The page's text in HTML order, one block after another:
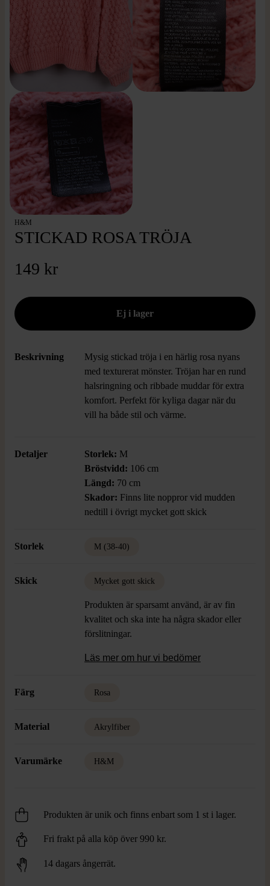
H&M
STICKAD ROSA TRÖJA
149 kr
Beskrivning
Mysig stickad tröja i en härlig rosa nyans
med texturerat mönster. Tröjan har en rund
halsringning och ribbade muddar för extra
komfort. Perfekt för kyliga dagar när du
vill ha både stil och värme.
Detaljer Storlek: M
Bröstvidd: 106 cm
Längd: 70 cm
Skador: Finns lite noppror vid mudden
nedtill i övrigt mycket gott skick
Storlek M (38-40)
Skick Mycket gott skick
Produkten är sparsamt använd, är av fin
kvalitet och ska inte ha några skador eller
förslitningar.
Läs mer om hur vi bedömer
Färg Rosa
Material Akrylfiber
Varumärke H&M
Produkten är unik och finns enbart som 1 st i lager.
Fri frakt på alla köp över 990 kr.
14 dagars ångerrät.